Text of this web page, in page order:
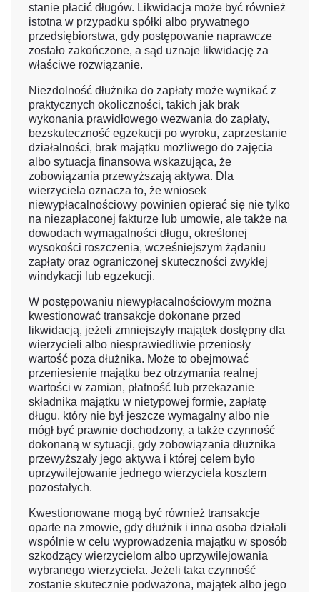
stanie płacić długów. Likwidacja może być również
istotna w przypadku spółki albo prywatnego
przedsiębiorstwa, gdy postępowanie naprawcze
zostało zakończone, a sąd uznaje likwidację za
właściwe rozwiązanie.
Niezdolność dłużnika do zapłaty może wynikać z
praktycznych okoliczności, takich jak brak
wykonania prawidłowego wezwania do zapłaty,
bezskuteczność egzekucji po wyroku, zaprzestanie
działalności, brak majątku możliwego do zajęcia
albo sytuacja finansowa wskazująca, że
zobowiązania przewyższają aktywa. Dla
wierzyciela oznacza to, że wniosek
niewypłacalnościowy powinien opierać się nie tylko
na niezapłaconej fakturze lub umowie, ale także na
dowodach wymagalności długu, określonej
wysokości roszczenia, wcześniejszym żądaniu
zapłaty oraz ograniczonej skuteczności zwykłej
windykacji lub egzekucji.
W postępowaniu niewypłacalnościowym można
kwestionować transakcje dokonane przed
likwidacją, jeżeli zmniejszyły majątek dostępny dla
wierzycieli albo niesprawiedliwie przeniosły
wartość poza dłużnika. Może to obejmować
przeniesienie majątku bez otrzymania realnej
wartości w zamian, płatność lub przekazanie
składnika majątku w nietypowej formie, zapłatę
długu, który nie był jeszcze wymagalny albo nie
mógł być prawnie dochodzony, a także czynność
dokonaną w sytuacji, gdy zobowiązania dłużnika
przewyższały jego aktywa i której celem było
uprzywilejowanie jednego wierzyciela kosztem
pozostałych.
Kwestionowane mogą być również transakcje
oparte na zmowie, gdy dłużnik i inna osoba działali
wspólnie w celu wyprowadzenia majątku w sposób
szkodzący wierzycielom albo uprzywilejowania
wybranego wierzyciela. Jeżeli taka czynność
zostanie skutecznie podważona, majątek albo jego